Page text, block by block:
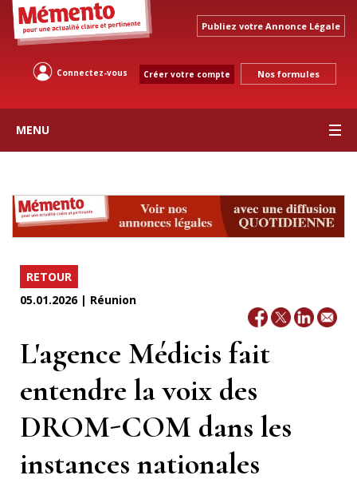
Publiez votre Annonce Légale
Connectez-vous Créer votre compte Nos formules
MENU
RETOUR
05.01.2026 | Réunion
L'agence Médicis fait
entendre la voix des
DROM-COM dans les
instances nationales